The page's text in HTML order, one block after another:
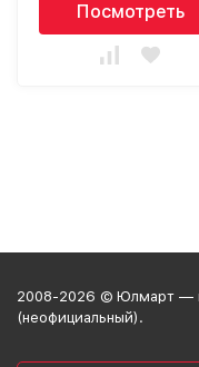
Посмотреть
2008-2026 © Юлмарт —
(неофициальный).